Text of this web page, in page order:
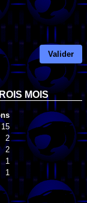
Valider
MOIS
15
2
2
1
1